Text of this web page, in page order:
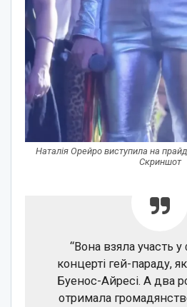
Наталія Орейро виступила на
Скриншот
“Вона взяла участь
концерті гей-параду,
Буенос-Айресі. А два
отримала